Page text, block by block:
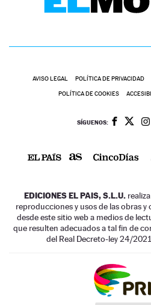
AVISO LEGAL POLÍTICA DE PRIVACIDAD
POLÍTICA DE COOKIES
SÍGUENOS:
EDICIONES EL PAIS, S.L.U.
reproducciones y usos de las obras
desde este sitio web a medios de
que resulten adecuados a tal fin de
del Real Decreto-ley 24/